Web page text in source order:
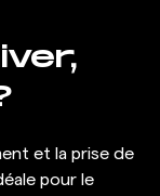
et la prise de
pour le